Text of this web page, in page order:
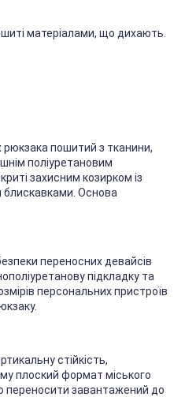
матеріалами, що дихають.
рюкзака пошитий з тканини,
поліуретановим
захисним козирком із
блискавками. Основа
переносних девайсів
підкладку та
персональних пристроїв
стійкість,
плоский формат міського
переносити завантажений до